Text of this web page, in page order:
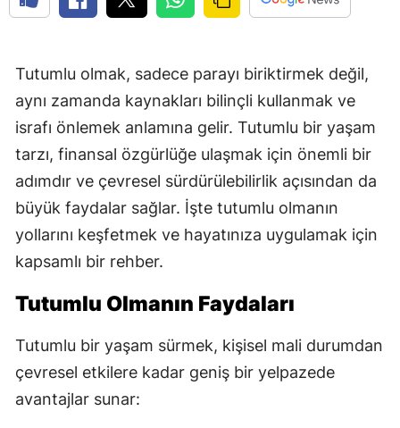
Erzincan
Eskişehir
Gaziantep
Giresun
Gümüşhane
Hakkari
Isparta
Mersin
İstanbul
Tutumlu olmak, sadece parayı biriktirmek değil,
aynı zamanda kaynakları bilinçli kullanmak ve
israfı önlemek anlamına gelir. Tutumlu bir yaşam
tarzı, finansal özgürlüğe ulaşmak için önemli bir
adımdır ve çevresel sürdürülebilirlik açısından da
büyük faydalar sağlar. İşte tutumlu olmanın
yollarını keşfetmek ve hayatınıza uygulamak için
kapsamlı bir rehber.
Tutumlu Olmanın Faydaları
Tutumlu bir yaşam sürmek, kişisel mali durumdan
çevresel etkilere kadar geniş bir yelpazede
avantajlar sunar: